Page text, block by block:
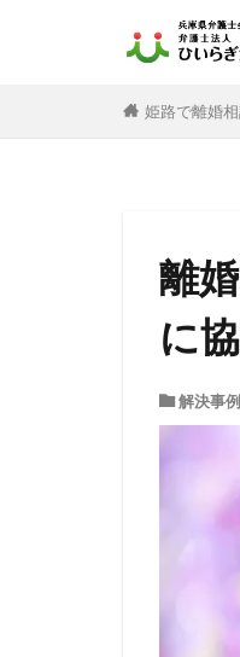
姫路で離婚
離
に
解決事例